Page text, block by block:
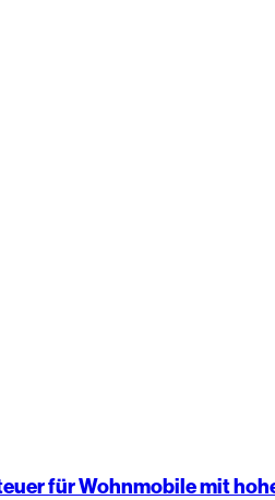
für Wohnmobile mit